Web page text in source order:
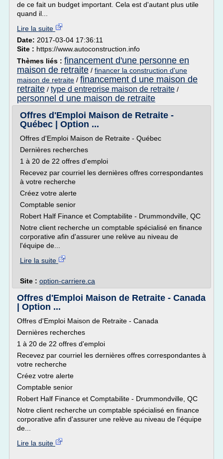
de ce fait un budget important. Cela est d'autant plus utile
quand il...
Lire la suite
Date: 2017-03-04 17:36:11
Site : https://www.autoconstruction.info
Thèmes liés : financement d'une personne en
maison de retraite / financer la construction d'une
maison de retraite / financement d une maison de
retraite / type d entreprise maison de retraite /
personnel d une maison de retraite
Offres d'Emploi Maison de Retraite -
Québec | Option ...
Offres d'Emploi Maison de Retraite - Québec
Dernières recherches
1 à 20 de 22 offres d'emploi
Recevez par courriel les dernières offres correspondantes
à votre recherche
Créez votre alerte
Comptable senior
Robert Half Finance et Comptabilite - Drummondville, QC
Notre client recherche un comptable spécialisé en finance
corporative afin d'assurer une relève au niveau de
l'équipe de...
Lire la suite
Site : option-carriere.ca
Offres d'Emploi Maison de Retraite - Canada
| Option ...
Offres d'Emploi Maison de Retraite - Canada
Dernières recherches
1 à 20 de 22 offres d'emploi
Recevez par courriel les dernières offres correspondantes à
votre recherche
Créez votre alerte
Comptable senior
Robert Half Finance et Comptabilite - Drummondville, QC
Notre client recherche un comptable spécialisé en finance
corporative afin d'assurer une relève au niveau de l'équipe
de...
Lire la suite